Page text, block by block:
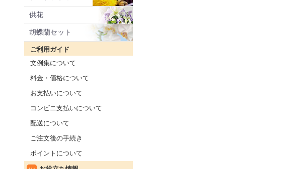
供花
胡蝶蘭セット
ご利用ガイド
文例集について
料金・価格について
お支払いについて
コンビニ支払いについて
配送について
ご注文後の手続き
ポイントについて